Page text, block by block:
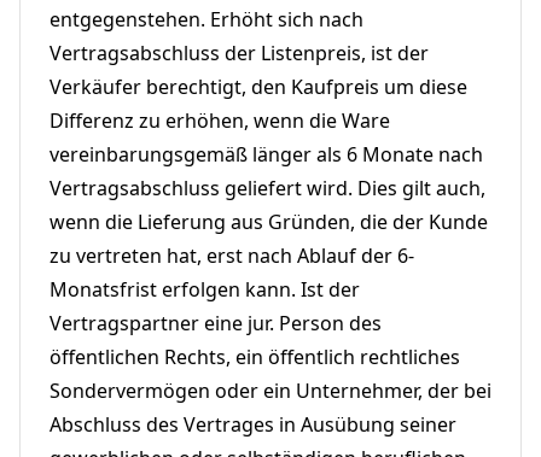
entgegenstehen. Erhöht sich nach
Vertragsabschluss der Listenpreis, ist der
Verkäufer berechtigt, den Kaufpreis um diese
Differenz zu erhöhen, wenn die Ware
vereinbarungsgemäß länger als 6 Monate nach
Vertragsabschluss geliefert wird. Dies gilt auch,
wenn die Lieferung aus Gründen, die der Kunde
zu vertreten hat, erst nach Ablauf der 6-
Monatsfrist erfolgen kann. Ist der
Vertragspartner eine jur. Person des
öffentlichen Rechts, ein öffentlich rechtliches
Sondervermögen oder ein Unternehmer, der bei
Abschluss des Vertrages in Ausübung seiner